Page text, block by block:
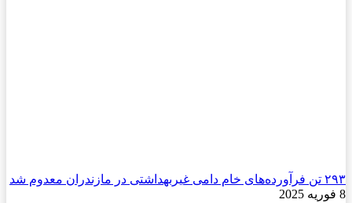
۲۹۳ تن فرآورده‌های خام دامی غیربهداشتی در مازندران معدوم شد
8 فوریه 2025